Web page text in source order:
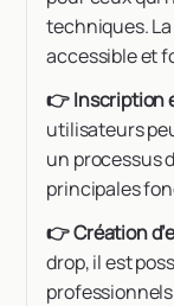
techniques.
accessible et
👉 Inscription
utilisateurs
un processus
principales
👉 Création
drop, il est